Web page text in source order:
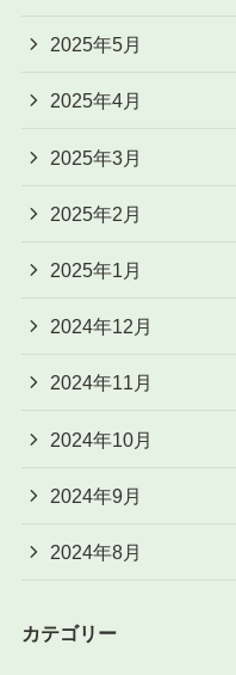
2025年5月
2025年4月
2025年3月
2025年2月
2025年1月
2024年12月
2024年11月
2024年10月
2024年9月
2024年8月
カテゴリー